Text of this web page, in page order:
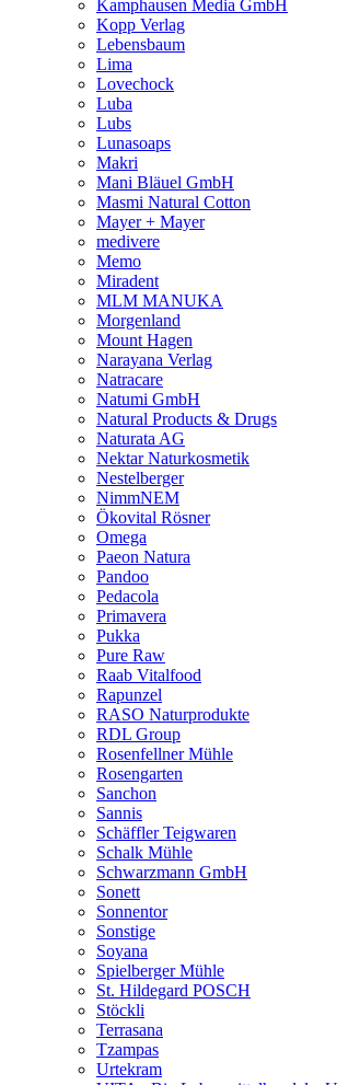
Kamphausen Media GmbH
Kopp Verlag
Lebensbaum
Lima
Lovechock
Luba
Lubs
Lunasoaps
Makri
Mani Bläuel GmbH
Masmi Natural Cotton
Mayer + Mayer
medivere
Memo
Miradent
MLM MANUKA
Morgenland
Mount Hagen
Narayana Verlag
Natracare
Natumi GmbH
Natural Products & Drugs
Naturata AG
Nektar Naturkosmetik
Nestelberger
NimmNEM
Ökovital Rösner
Omega
Paeon Natura
Pandoo
Pedacola
Primavera
Pukka
Pure Raw
Raab Vitalfood
Rapunzel
RASO Naturprodukte
RDL Group
Rosenfellner Mühle
Rosengarten
Sanchon
Sannis
Schäffler Teigwaren
Schalk Mühle
Schwarzmann GmbH
Sonett
Sonnentor
Sonstige
Soyana
Spielberger Mühle
St. Hildegard POSCH
Stöckli
Terrasana
Tzampas
Urtekram